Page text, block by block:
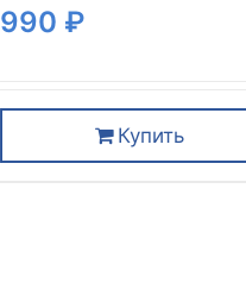
990 ₽
Купить